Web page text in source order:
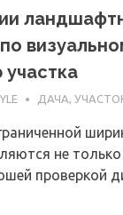
ДАЧА,
не
проверкой